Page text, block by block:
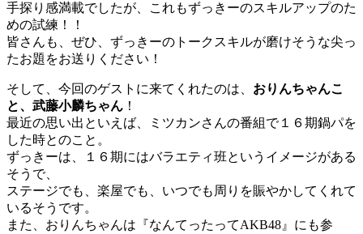
手探り感満載でしたが、これもずっきーのスキルアップのた
めの試練！！
皆さんも、ぜひ、ずっきーのトークスキルが磨けそうな尖っ
たお題をお送りください！
そして、今回のゲストに来てくれたのは、 おりんちゃんこ
と、武藤小麟ちゃん ！
最近の思い出といえば、ミツカンさんの番組で１６期鍋パを
した時とのこと。
ずっきーは、１６期にはバラエティ班というイメージがある
そうで、
ステージでも、楽屋でも、いつでも周りを賑やかしてくれて
いるそうです。
また、おりんちゃんは『なんてったってAKB48』にも参